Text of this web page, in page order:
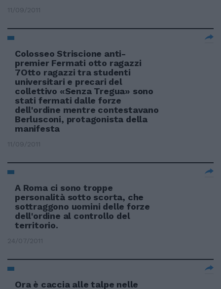
11/09/2011
Colosseo Striscione anti-
premier Fermati otto ragazzi
7Otto ragazzi tra studenti
universitari e precari del
collettivo «Senza Tregua» sono
stati fermati dalle forze
dell'ordine mentre contestavano
Berlusconi, protagonista della
manifesta
11/09/2011
A Roma ci sono troppe
personalità sotto scorta, che
sottraggono uomini delle forze
dell'ordine al controllo del
territorio.
24/07/2011
Ora è caccia alle talpe nelle